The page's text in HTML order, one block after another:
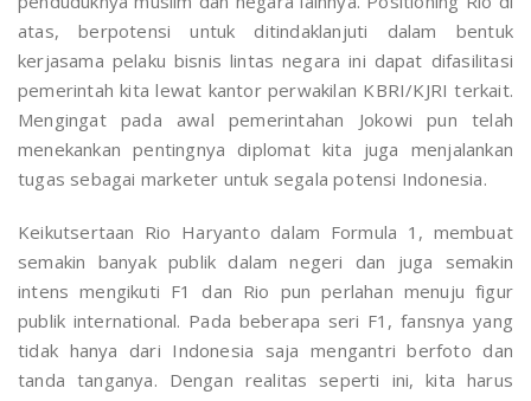
atas, berpotensi untuk ditindaklanjuti dalam bentuk
kerjasama pelaku bisnis lintas negara ini dapat difasilitasi
pemerintah kita lewat kantor perwakilan KBRI/KJRI terkait.
Mengingat pada awal pemerintahan Jokowi pun telah
menekankan pentingnya diplomat kita juga menjalankan
tugas sebagai marketer untuk segala potensi Indonesia.
Keikutsertaan Rio Haryanto dalam Formula 1, membuat
semakin banyak publik dalam negeri dan juga semakin
intens mengikuti F1 dan Rio pun perlahan menuju figur
publik international. Pada beberapa seri F1, fansnya yang
tidak hanya dari Indonesia saja mengantri berfoto dan
tanda tanganya. Dengan realitas seperti ini, kita harus